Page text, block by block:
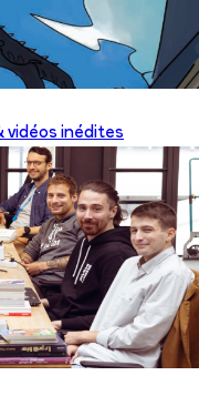
vidéos inédites